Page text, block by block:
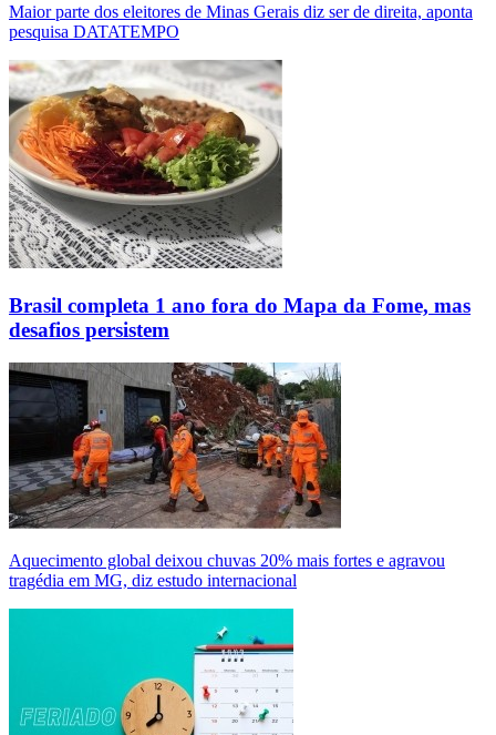
Maior parte dos eleitores de Minas Gerais diz ser de direita, aponta
pesquisa DATATEMPO
Brasil completa 1 ano fora do Mapa da Fome, mas
desafios persistem
Aquecimento global deixou chuvas 20% mais fortes e agravou
tragédia em MG, diz estudo internacional